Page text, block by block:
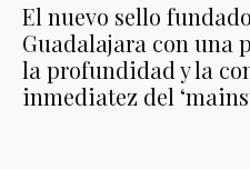
El nuevo sello
Guadalajara con una
la profundidad y la
inmediatez del